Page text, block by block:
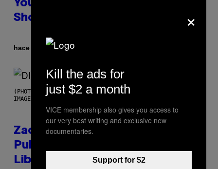
You Don’t Know if You Like
Shoegaze
hace 9 horasPorStephen Andrew Galiher
(PHOTO BY ROBERTO PANUCCI – CORBIS/CORBIS VIA GETTY
IMAGES)
Zachary Cole Smith Wants a
Publicly Owned Music Streaming
Library Built on Spotify’s
×
Kill the ads for
just $2 a month
VICE membership also gives you access to
our very best writing and exclusive new
documentaries.
Support for $2